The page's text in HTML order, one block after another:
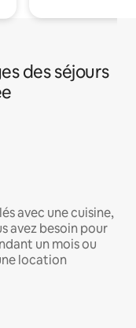
des séjours
avec une cuisine,
avez besoin pour
un mois ou
location